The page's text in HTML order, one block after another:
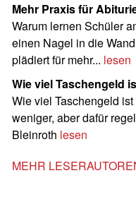
Mehr Praxis für
Warum lernen Schüler
einen Nagel in die
plädiert für mehr... lesen
Wie viel Taschengeld
Wie viel Taschengeld
weniger, aber dafür
Bleinroth lesen
MEHR